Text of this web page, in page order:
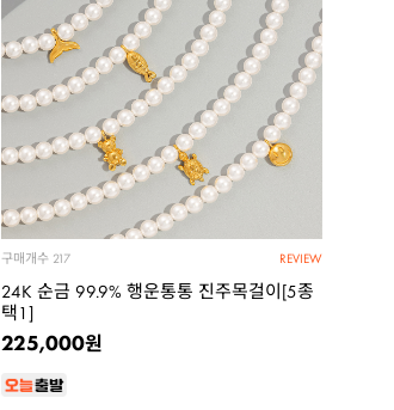
REVIEW
구매개수 217
24K 순금 99.9% 행운통통 진주목걸이[5종
택1]
225,000원